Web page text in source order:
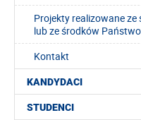
Projekty realizowane
lub ze środków
Kontakt
KANDYDACI
STUDENCI